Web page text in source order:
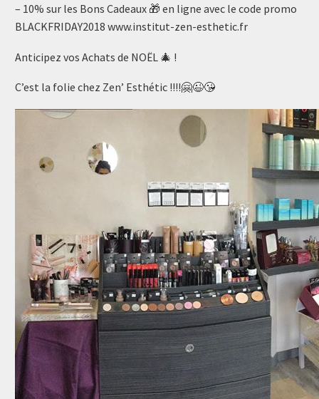
– 10% sur les Bons Cadeaux 🎁 en ligne avec le code promo
BLACKFRIDAY2018 www.institut-zen-esthetic.fr
Anticipez vos Achats de NOËL 🎄 !
C’est la folie chez Zen’ Esthétic !!!!🤗😉😘